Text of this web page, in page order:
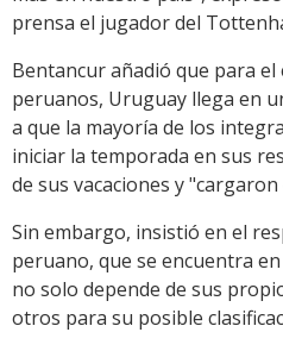
prensa el jugador del
Bentancur añadió que para
peruanos, Uruguay llega en
a que la mayoría de los
iniciar la temporada en sus
de sus vacaciones y
Sin embargo, insistió en el
peruano, que se encuentra
no solo depende de sus
otros para su posible